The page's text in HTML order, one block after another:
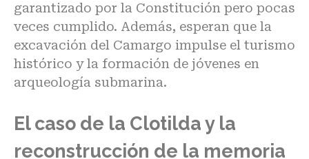
garantizado por la Constitución pero pocas
veces cumplido. Además, esperan que la
excavación del Camargo impulse el turismo
histórico y la formación de jóvenes en
arqueología submarina.
El caso de la Clotilda y la
reconstrucción de la memoria